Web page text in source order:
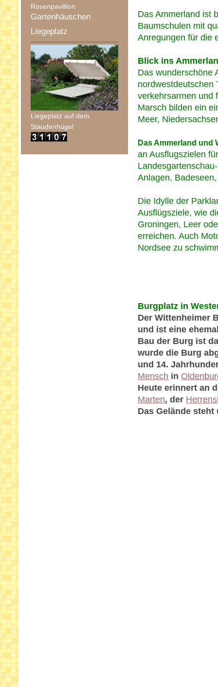
Rosenpavillion
Gartenhäuschen
Liegeplatz
Liegeplatz auf dem
Staudenhügel
Das Ammerland ist
Baumschulen mit
Anregungen für die
Blick ins
Das wunderschöne
nordwestdeutschen
verkehrsarmen und
Marsch bilden ein
Meer,
Das Ammerland und
an Ausflugszielen
Anlagen,
Die Idylle der
Ausflügsziele, wie
Groningen, Leer
erreichen. Auch
Nordsee zu
Burgplatz in
Der Wittenheimer
und ist eine
Bau der Burg ist
wurde die Burg
und 14.
Mensch in
Heute erinnert an
Marten, der
Das Gelände